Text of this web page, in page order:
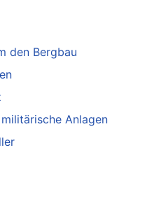
den Bergbau
Anlagen